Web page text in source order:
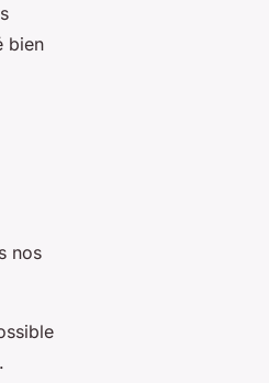
bien
nos